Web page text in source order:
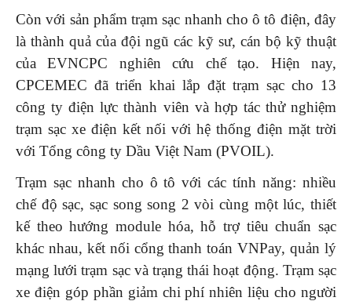
Còn với sản phẩm trạm sạc nhanh cho ô tô điện, đây
là thành quả của đội ngũ các kỹ sư, cán bộ kỹ thuật
của EVNCPC nghiên cứu chế tạo. Hiện nay,
CPCEMEC đã triển khai lắp đặt trạm sạc cho 13
công ty điện lực thành viên và hợp tác thử nghiệm
trạm sạc xe điện kết nối với hệ thống điện mặt trời
với Tổng công ty Dầu Việt Nam (PVOIL).
Trạm sạc nhanh cho ô tô với các tính năng: nhiều
chế độ sạc, sạc song song 2 vòi cùng một lúc, thiết
kế theo hướng module hóa, hỗ trợ tiêu chuẩn sạc
khác nhau, kết nối cổng thanh toán VNPay, quản lý
mạng lưới trạm sạc và trạng thái hoạt động. Trạm sạc
xe điện góp phần giảm chi phí nhiên liệu cho người